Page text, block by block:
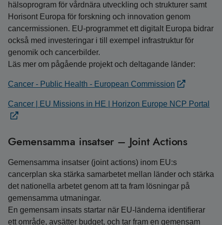
hälsoprogram för vårdnära utveckling och strukturer samt
Horisont Europa för forskning och innovation genom
cancermissionen. EU-programmet ett digitalt Europa bidrar
också med investeringar i till exempel infrastruktur för
genomik och cancerbilder.
Läs mer om pågående projekt och deltagande länder:
Cancer - Public Health - European Commission
Cancer | EU Missions in HE | Horizon Europe NCP Portal
Gemensamma insatser – Joint Actions
Gemensamma insatser (joint actions) inom EU:s
cancerplan ska stärka samarbetet mellan länder och stärka
det nationella arbetet genom att ta fram lösningar på
gemensamma utmaningar.
En gemensam insats startar när EU-länderna identifierar
ett område, avsätter budget, och tar fram en gemensam